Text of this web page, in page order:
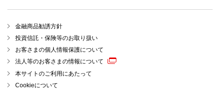
金融商品勧誘方針
投資信託・保険等のお取り扱い
お客さまの個人情報保護について
法人等のお客さまの情報について
本サイトのご利用にあたって
Cookieについて